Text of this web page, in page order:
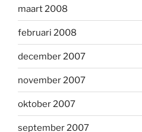
maart 2008
februari 2008
december 2007
november 2007
oktober 2007
september 2007